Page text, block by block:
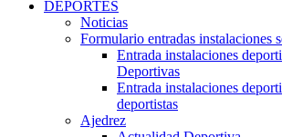
DEPORTES
Noticias
Formulario entradas instalaciones
Entrada instalaciones
Deportivas
Entrada instalaciones
deportistas
Ajedrez